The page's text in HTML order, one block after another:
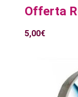
Offerta
5,00€